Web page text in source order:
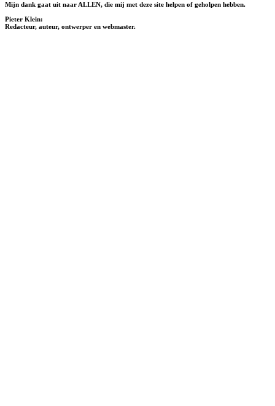
Mijn dank gaat uit naar ALLEN, die mij met deze site helpen of geholpen hebben.
Pieter Klein:
Redacteur, auteur, ontwerper en webmaster.